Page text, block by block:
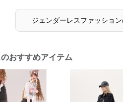
ジェンダーレスファッション
おすすめアイテム